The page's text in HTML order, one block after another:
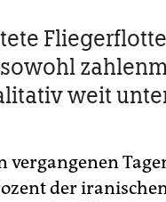
weit
vergangenen
der